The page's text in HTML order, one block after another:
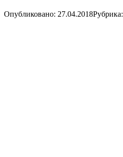
Опубликовано: 27.04.2018Рубрика: